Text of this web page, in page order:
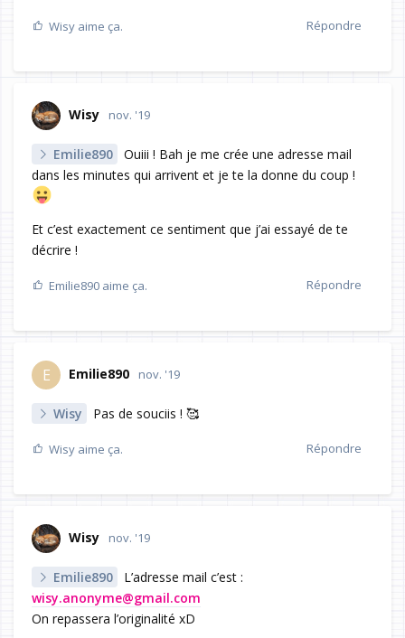
Répondre
Wisy aime ça.
Wisy nov. '19
Emilie890
Ouiii ! Bah je me crée une adresse mail
dans les minutes qui arrivent et je te la donne du coup !
Et c’est exactement ce sentiment que j’ai essayé de te
décrire !
Répondre
Emilie890 aime ça.
E Emilie890 nov. '19
Wisy Pas de souciis ! 🥰
Répondre
Wisy aime ça.
Wisy nov. '19
Emilie890
L’adresse mail c’est :
wisy.anonyme@gmail.com
On repassera l’originalité xD